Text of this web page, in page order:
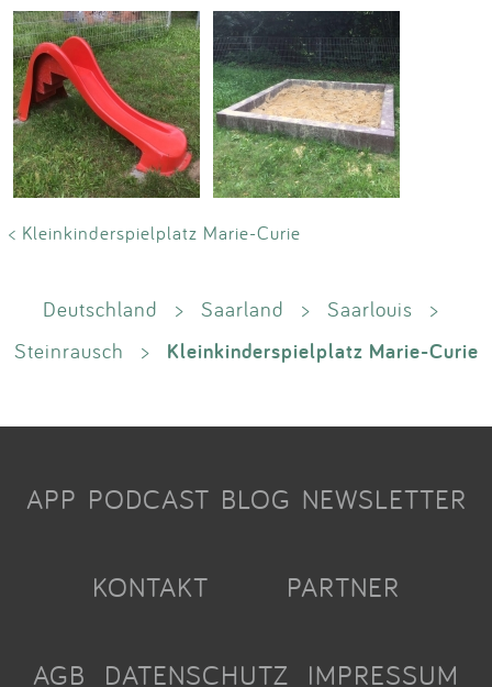
< Kleinkinderspielplatz Marie-Curie
Deutschland > Saarland > Saarlouis
>
Steinrausch
> Kleinkinderspielplatz Marie-Curie
APP PODCAST BLOG NEWSLETTER
KONTAKT PARTNER
AGB DATENSCHUTZ IMPRESSUM